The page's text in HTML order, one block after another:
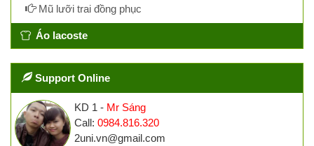
Mũ lưỡi trai đồng phục
Áo lacoste
Support Online
KD 1 - Mr Sáng
Call: 0984.816.320
2uni.vn@gmail.com